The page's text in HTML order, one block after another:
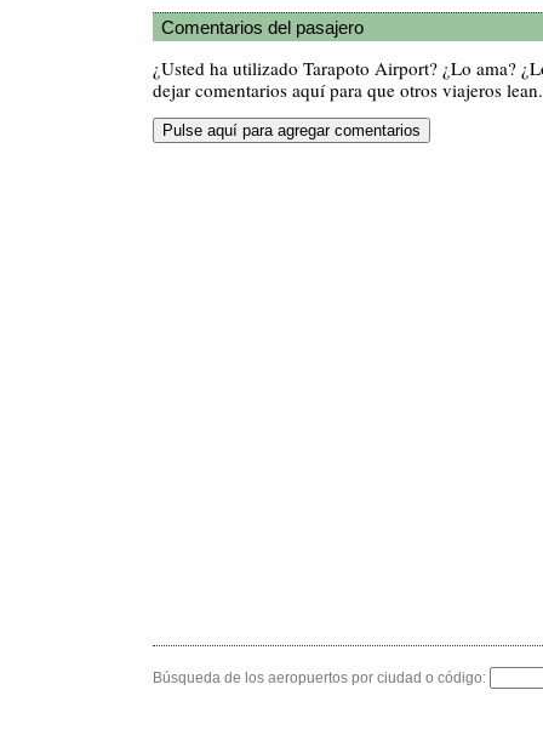
Comentarios del pasajero
¿Usted ha utilizado Tarapoto Airport? ¿Lo ama?
dejar comentarios aquí para que otros viajeros lean.
Búsqueda de los aeropuertos por ciudad o código: